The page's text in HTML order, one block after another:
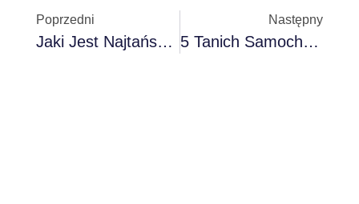
Poprzedni
Jaki Jest Najtańszy Samochód Elektryczny W 2025 Roku? Cena, Zasięg I Alternatywy
Następny
5 Tanich Samochodów, Których Nie Powinieneś Kupować W Hiszpanii W 2025 Roku